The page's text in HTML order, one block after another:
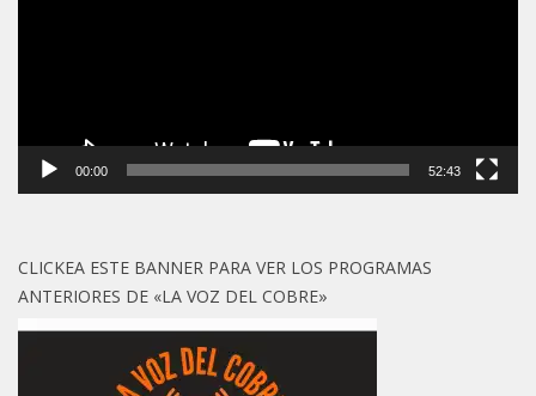
00:00 52:43
CLICKEA ESTE BANNER PARA VER LOS PROGRAMAS
ANTERIORES DE «LA VOZ DEL COBRE»